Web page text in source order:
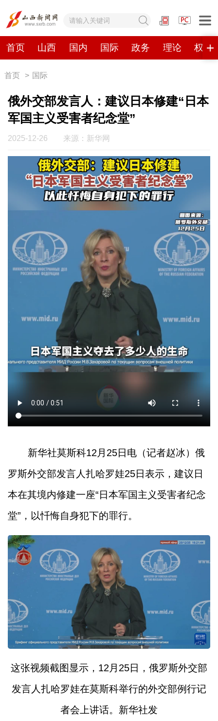
首页 山西 国内 国际 政务 理论 权威
网站地图
首页
政务 理论 权威发布 原创
山西视觉志
数字报刊
山西日报 山西晚报 山西经济日报 山西农民报
地方频道
朔州
晋中 阳泉 晋城
临汾 运城
行业频道
教育 法治 三农
首页 > 国际
俄外交部发言人：建议日本修建“日本
军国主义受害者纪念堂”
2025-12-26 来源：新华网
新华社莫斯科12月25日电（记者赵冰）俄
罗斯外交部发言人扎哈罗娃25日表示，建议日
本在其境内修建一座“日本军国主义受害者纪念
堂”，以忏悔自身犯下的罪行。
这张视频截图显示，12月25日，俄罗斯外交部
发言人扎哈罗娃在莫斯科举行的外交部例行记
者会上讲话。新华社发